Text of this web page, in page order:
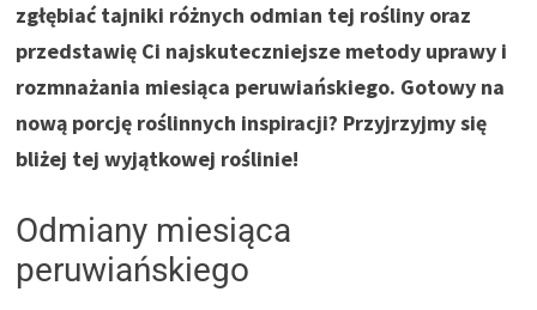
zgłębiać tajniki różnych odmian tej rośliny oraz
przedstawię Ci najskuteczniejsze metody uprawy i
rozmnażania miesiąca peruwiańskiego. Gotowy na
nową porcję roślinnych inspiracji? Przyjrzyjmy się
bliżej tej wyjątkowej roślinie!
Odmiany miesiąca
peruwiańskiego